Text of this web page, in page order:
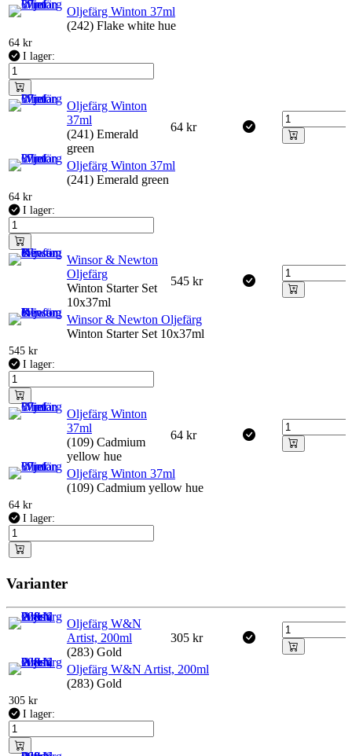
Oljefärg Winton 37ml
(242) Flake white hue
64 kr
I lager:
Oljefärg Winton
37ml
(241) Emerald
green
64 kr
Oljefärg Winton 37ml
(241) Emerald green
64 kr
I lager:
Winsor & Newton
Oljefärg
Winton Starter Set
10x37ml
545 kr
Winsor & Newton Oljefärg
Winton Starter Set 10x37ml
545 kr
I lager:
Oljefärg Winton
37ml
(109) Cadmium
yellow hue
64 kr
Oljefärg Winton 37ml
(109) Cadmium yellow hue
64 kr
I lager:
Varianter
Oljefärg W&N
Artist, 200ml
(283) Gold
305 kr
Oljefärg W&N Artist, 200ml
(283) Gold
305 kr
I lager: